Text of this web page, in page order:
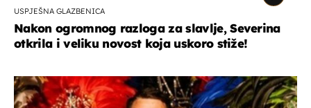
USPJEŠNA GLAZBENICA
Nakon ogromnog razloga za slavlje, Severina
otkrila i veliku novost koja uskoro stiže!